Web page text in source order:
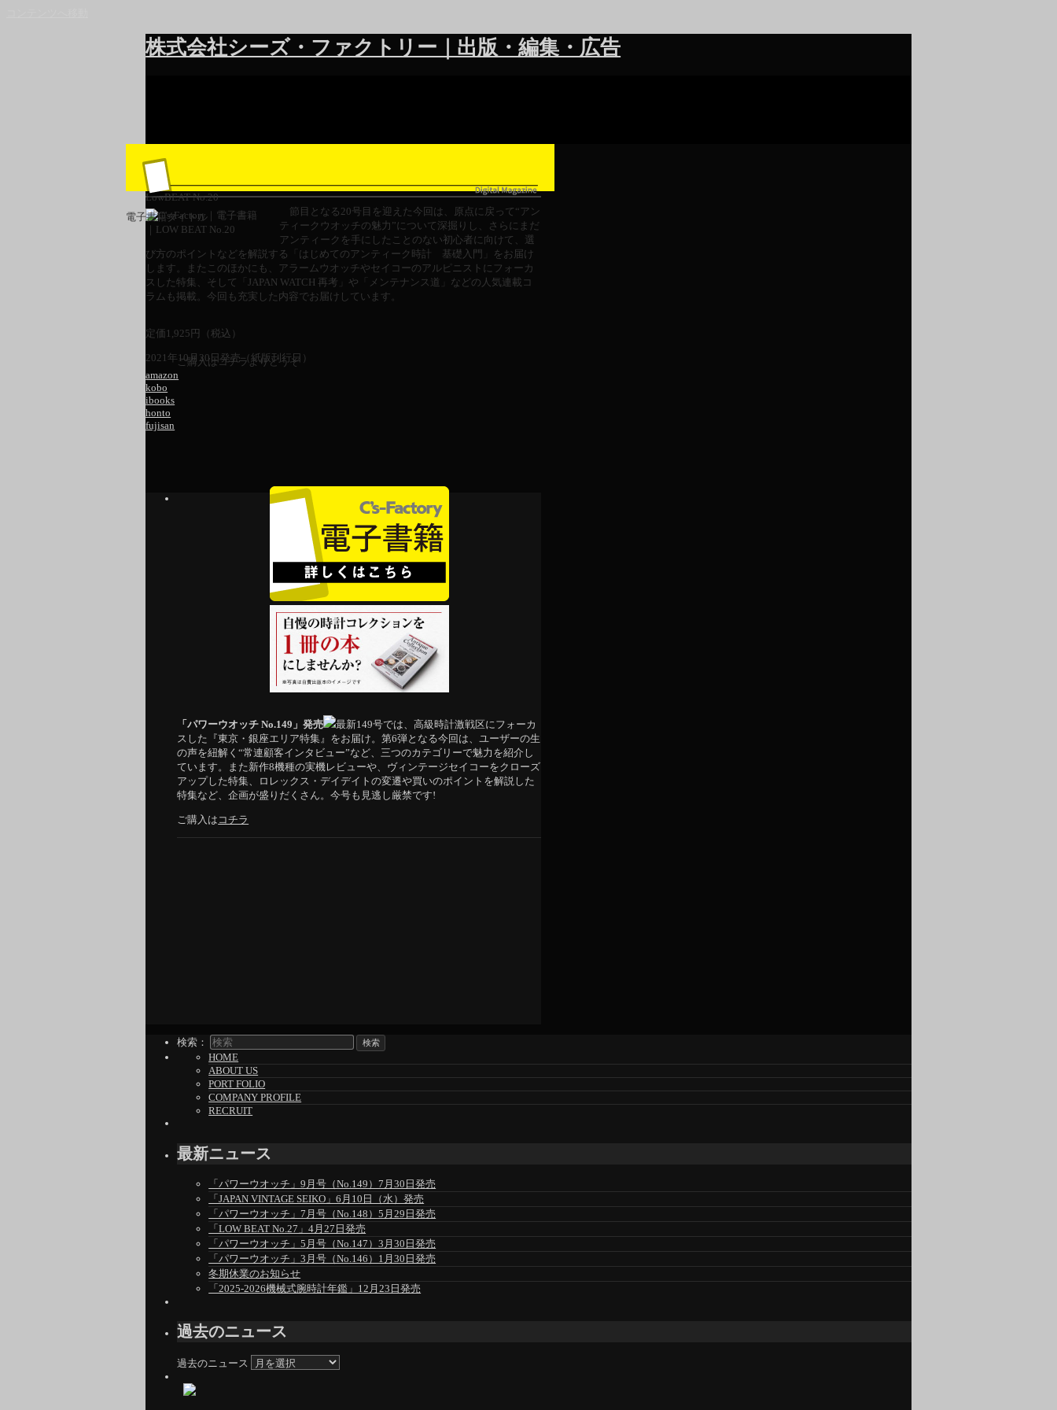
株式会社シーズ・ファクトリー｜出版・編集・広告
電子書籍タイトル
LowBEAT No.20
節目となる20号目を迎えた今回は、原点に戻って“アン
ティークウオッチの魅力”について深掘りし、さらにまだ
アンティークを手にしたことのない初心者に向けて、選
び方のポイントなどを解説する「はじめてのアンティーク時計 基礎入門」をお届け
します。またこのほかにも、アラームウオッチやセイコーのアルピニストにフォーカ
スした特集、そして「JAPAN WATCH 再考」や「メンテナンス道」などの人気連載コ
ラムも掲載。今回も充実した内容でお届けしています。
定価 1,925 円（税込）
2021年10月20日発売（紙版刊行日）
ご購入はコチラよりどうぞ
amazon
kobo
ibooks
honto
fujisan
「パワーウオッチ No.149」発売
最新149号では、高級時計激戦区にフォーカ
スした『東京・銀座エリア特集』をお届け。第6弾となる今回は、ユーザーの生
の声を紐解く“常連顧客インタビュー”など、三つのカテゴリーで魅力を紹介し
ています。また新作8機種の実機レビューや、ヴィンテージセイコーをクローズ
アップした特集、ロレックス・デイデイトの変遷や買いのポイントを解説した
特集など、企画が盛りだくさん。今号も見逃し厳禁です!
ご購入は コチラ
検索：
HOME
ABOUT US
PORT FOLIO
COMPANY PROFILE
RECRUIT
最新ニュース
「パワーウオッチ」9月号（No.149）7月30日発売
「JAPAN VINTAGE SEIKO」6月10日（水）発売
「パワーウオッチ」7月号（No.148）5月29日発売
「LOW BEAT No.27」4月27日発売
「パワーウオッチ」5月号（No.147）3月30日発売
「パワーウオッチ」3月号（No.146）1月30日発売
冬期休業のお知らせ
「2025-2026機械式腕時計年鑑」12月23日発売
過去のニュース
過去のニュース